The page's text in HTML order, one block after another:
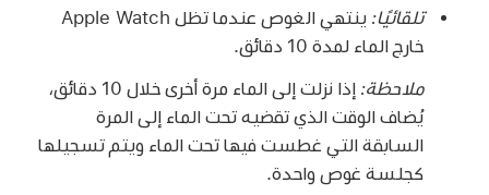
تلقائيًا:
ينتهي الغوص عندما تظل Apple Watch
خارج الماء لمدة 10 دقائق.
ملاحظة:
إذا نزلت إلى الماء مرة أخرى خلال 10 دقائق،
يُضاف الوقت الذي تقضيه تحت الماء إلى المرة
السابقة التي غطست فيها تحت الماء ويتم تسجيلها
كجلسة غوص واحدة.